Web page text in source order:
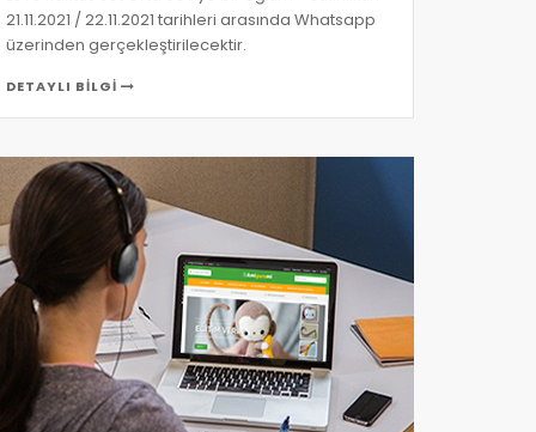
21.11.2021 / 22.11.2021 tarihleri arasında Whatsapp
üzerinden gerçekleştirilecektir.
DETAYLI BILGI